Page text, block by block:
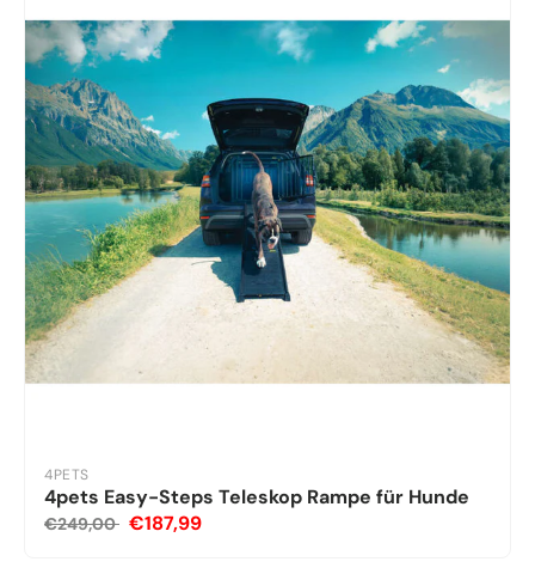
4PETS
4pets Easy-Steps Teleskop Rampe für Hunde
€249,00 €187,99